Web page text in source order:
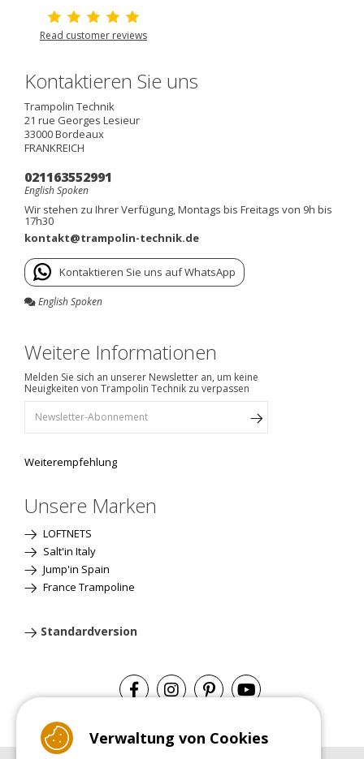
Read customer reviews
Kontaktieren Sie uns
Trampolin Technik
21 rue Georges Lesieur
33000Bordeaux
FRANKREICH
021163552991
English Spoken
Wir stehen zu Ihrer Verfügung, Montags bis Freitags von 9h bis
17h30
kontakt@trampolin-technik.de
Kontaktieren Sie uns auf WhatsApp
English Spoken
Weitere Informationen
Melden Sie sich an unserer Newsletter an, um keine
Neuigkeiten von Trampolin Technik zu verpassen
Weiterempfehlung
Unsere Marken
LOFTNETS
Salt'in Italy
Jump'in Spain
France Trampoline
Standardversion
Verwaltung von Cookies